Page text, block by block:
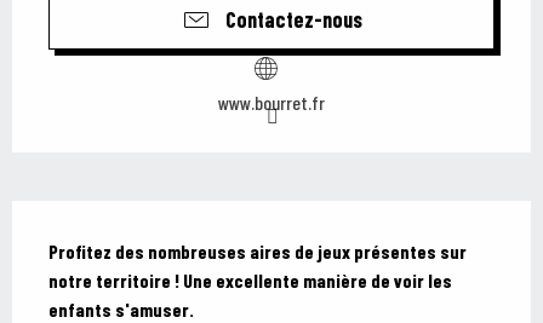
Contactez-nous
www.bourret.fr
Profitez des nombreuses aires de jeux présentes sur
notre territoire ! Une excellente manière de voir les
enfants s'amuser.